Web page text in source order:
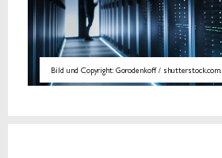
Bild und Copyright: Gorodenkoff / shutterstock.com.